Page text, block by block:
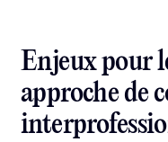
Enjeux pour
approche de